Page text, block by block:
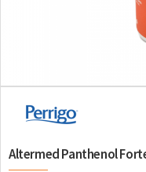
Altermed Panthenol